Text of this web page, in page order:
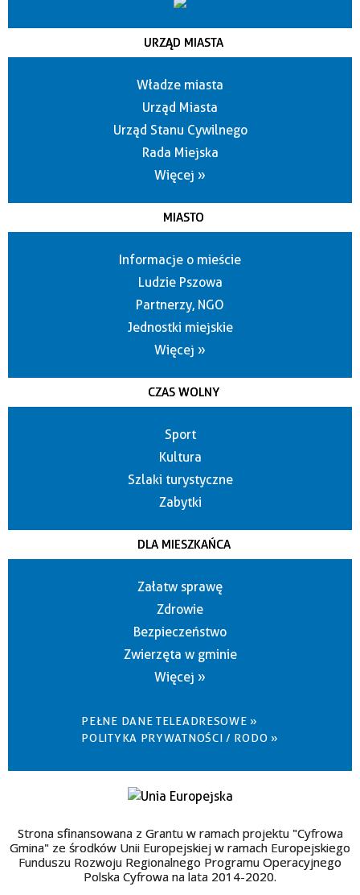
URZĄD MIASTA
Władze miasta
Urząd Miasta
Urząd Stanu Cywilnego
Rada Miejska
Więcej »
MIASTO
Informacje o mieście
Ludzie Pszowa
Partnerzy, NGO
Jednostki miejskie
Więcej »
CZAS WOLNY
Sport
Kultura
Szlaki turystyczne
Zabytki
DLA MIESZKAŃCA
Załatw sprawę
Zdrowie
Bezpieczeństwo
Zwierzęta w gminie
Więcej »
PEŁNE DANE TELEADRESOWE »
POLITYKA PRYWATNOŚCI / RODO »
Strona sfinansowana z Grantu w ramach projektu "Cyfrowa
Gmina" ze środków Unii Europejskiej w ramach Europejskiego
Funduszu Rozwoju Regionalnego Programu Operacyjnego
Polska Cyfrowa na lata 2014-2020.